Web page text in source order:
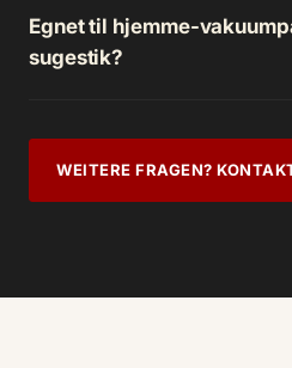
Egnet til hjemme-
sugestik?
WEITERE FRAGEN?